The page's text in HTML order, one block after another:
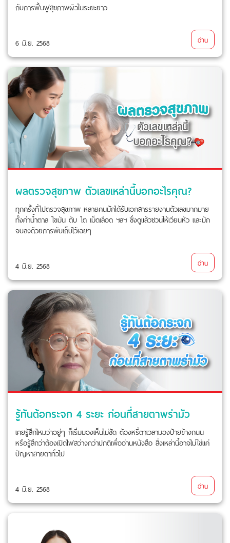
กับการฟื้นฟูสุขภาพผิวในระยะยาว
6 มิ.ย. 2568 อ่าน
ผลตรวจสุขภาพ ตัวเลขเหล่านี้บอกอะไรคุณ?
ทุกครั้งที่ไปตรวจสุขภาพ หลายคนมักได้รับเอกสารรายงานตัวเลขมากมาย
ทั้งค่าน้ำตาล ไขมัน ตับ ไต เม็ดเลือด ฯลฯ ซึ่งดูแล้วชวนให้เวียนหัว และมัก
จบลงด้วยการพับเก็บไว้เฉยๆ
4 มิ.ย. 2568 อ่าน
รู้ทันต้อกระจก 4 ระยะ ก่อนที่สายตาพร่ามัว
เคยรู้สึกไหมว่าอยู่ๆ ก็เริ่มมองเห็นไม่ชัด ต้องหรี่ตาเวลามองป้ายข้างถนน
หรือรู้สึกว่าต้องเปิดไฟสว่างกว่าปกติเพื่ออ่านหนังสือ สิ่งเหล่านี้อาจไม่ใช่แค่
ปัญหาสายตาทั่วไป
4 มิ.ย. 2568 อ่าน